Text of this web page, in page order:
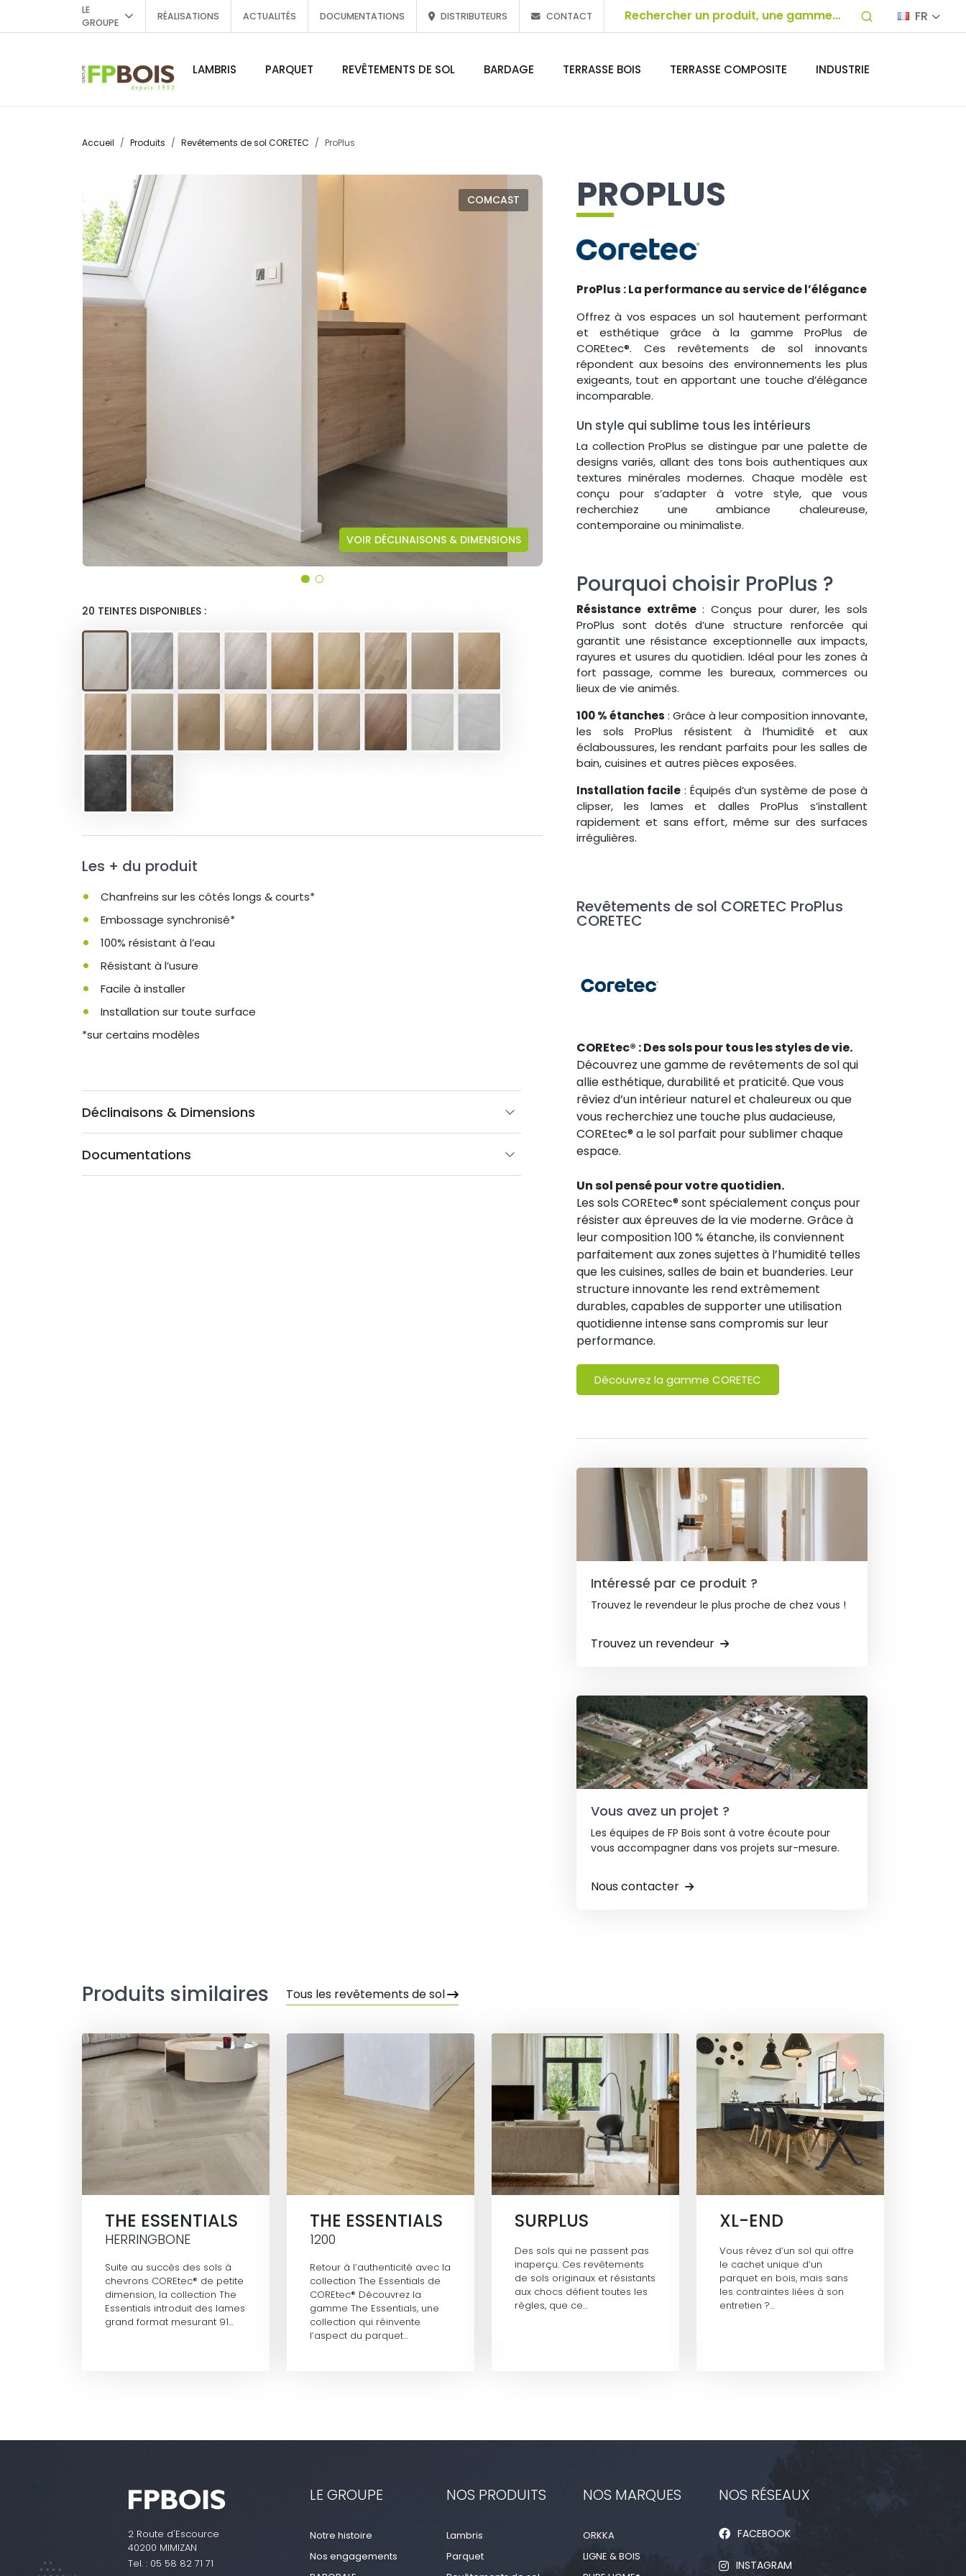
LE
GROUPE
RÉALISATIONS ACTUALITÉS DOCUMENTATIONS DISTRIBUTEURS CONTACT FR
LAMBRIS PARQUET REVÊTEMENTS DE SOL BARDAGE TERRASSE BOIS TERRASSE COMPOSITE INDUSTRIE
Accueil Produits Revêtements de sol CORETEC ProPlus
PROPLUS
ProPlus : La performance au service de l’élégance
Offrez à vos espaces un sol hautement performant
et esthétique grâce à la gamme ProPlus de
COREtec®. Ces revêtements de sol innovants
répondent aux besoins des environnements les plus
exigeants, tout en apportant une touche d’élégance
incomparable.
Un style qui sublime tous les intérieurs
La collection ProPlus se distingue par une palette de
designs variés, allant des tons bois authentiques aux
textures minérales modernes. Chaque modèle est
conçu pour s’adapter à votre style, que vous
recherchiez une ambiance chaleureuse,
contemporaine ou minimaliste.
Pourquoi choisir ProPlus ?
Résistance extrême: Conçus pour durer, les sols
ProPlus sont dotés d’une structure renforcée qui
garantit une résistance exceptionnelle aux impacts,
rayures et usures du quotidien. Idéal pour les zones à
fort passage, comme les bureaux, commerces ou
lieux de vie animés.
100 % étanches : Grâce à leur composition innovante,
les sols ProPlus résistent à l’humidité et aux
éclaboussures, les rendant parfaits pour les salles de
bain, cuisines et autres pièces exposées.
Installation facile: Équipés d’un système de pose à
clipser, les lames et dalles ProPlus s’installent
rapidement et sans effort, même sur des surfaces
irrégulières.
Revêtements de sol CORETEC ProPlus
CORETEC
COREtec® : Des sols pour tous les styles de vie.
Découvrez une gamme de revêtements de sol qui
allie esthétique, durabilité et praticité. Que vous
rêviez d’un intérieur naturel et chaleureux ou que
vous recherchiez une touche plus audacieuse,
COREtec® a le sol parfait pour sublimer chaque
espace.
Un sol pensé pour votre quotidien.
Les sols COREtec® sont spécialement conçus pour
résister aux épreuves de la vie moderne. Grâce à
leur composition 100 % étanche, ils conviennent
parfaitement aux zones sujettes à l’humidité telles
que les cuisines, salles de bain et buanderies. Leur
structure innovante les rend extrêmement
durables, capables de supporter une utilisation
quotidienne intense sans compromis sur leur
performance.
Découvrez la gamme CORETEC
Intéressé par ce produit ?
Trouvez le revendeur le plus proche de chez vous !
Trouvez un revendeur
Vous avez un projet ?
Les équipes de FP Bois sont à votre écoute pour
vous accompagner dans vos projets sur-mesure.
Nous contacter
COMCAST
VOIR DÉCLINAISONS & DIMENSIONS
20 TEINTES DISPONIBLES :
Les + du produit
Chanfreins sur les côtés longs & courts*
Embossage synchronisé*
100% résistant à l’eau
Résistant à l’usure
Facile à installer
Installation sur toute surface
*sur certains modèles
Déclinaisons & Dimensions
Documentations
Produits similaires Tous les revêtements de sol
THE ESSENTIALS
HERRINGBONE
Suite au succès des sols à
chevrons COREtec® de petite
dimension, la collection The
Essentials introduit des lames
grand format mesurant 91…
THE ESSENTIALS
1200
Retour à l’authenticité avec la
collection The Essentials de
COREtec® Découvrez la
gamme The Essentials, une
collection qui réinvente
l’aspect du parquet…
SURPLUS
Des sols qui ne passent pas
inaperçu. Ces revêtements
de sols originaux et résistants
aux chocs défient toutes les
règles, que ce…
XL-END
Vous rêvez d’un sol qui offre
le cachet unique d’un
parquet en bois, mais sans
les contraintes liées à son
entretien ?…
2 Route d'Escource
40200 MIMIZAN
Tel. : 05 58 82 71 71
LE GROUPE
Notre histoire
Nos engagements
NOS PRODUITS
Lambris
Parquet
NOS MARQUES
ORKKA
LIGNE & BOIS
NOS RÉSEAUX
FACEBOOK
INSTAGRAM